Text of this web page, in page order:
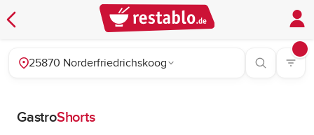
25870 Norderfriedrichskoog
GastroShorts